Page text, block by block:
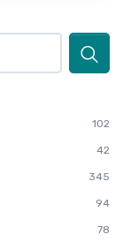
102
42
345
94
78